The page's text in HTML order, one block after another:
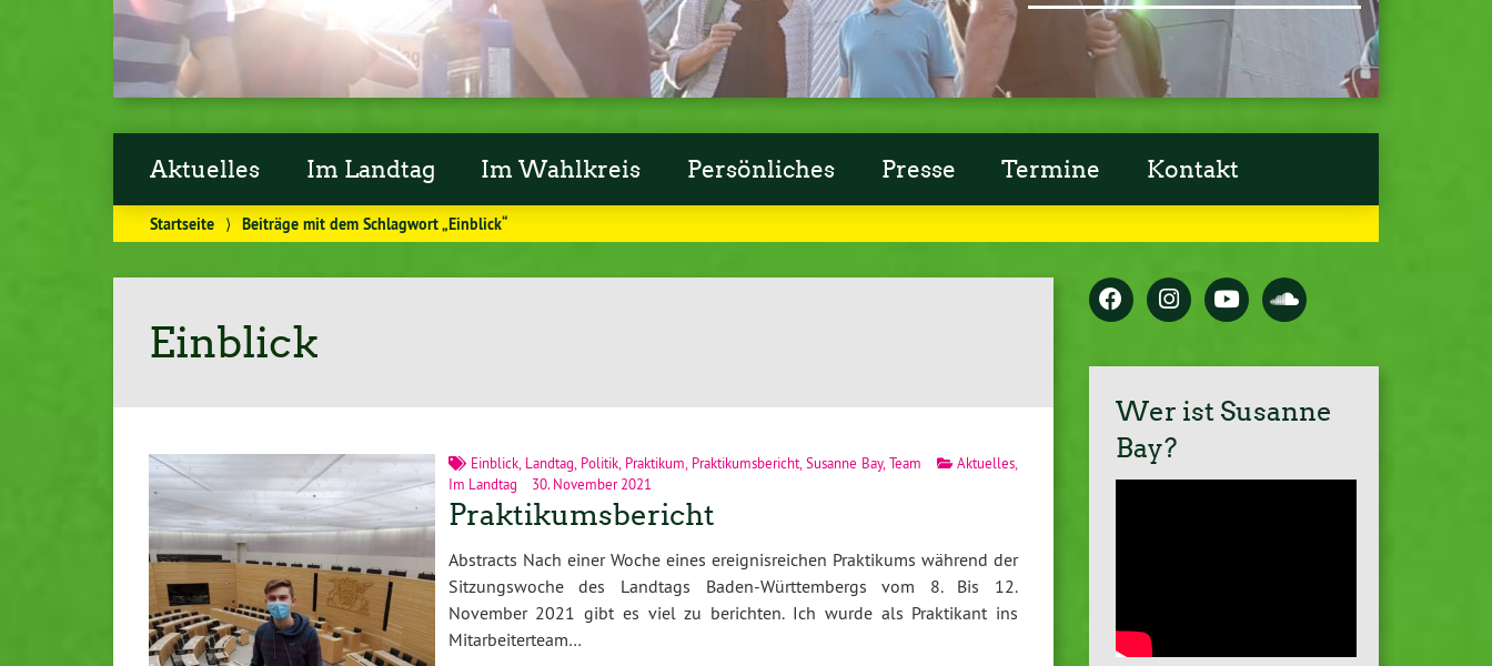
Aktuelles Im Landtag Im Wahlkreis Persönliches Presse Termine Kontakt
Startseite ⟩ Beiträge mit dem Schlagwort „Einblick“
Einblick
Einblick, Landtag Politik, Praktikum Praktikumsbericht, Susanne Bay,Team Aktuelles
Im Landtag
30. November 2021
Praktikumsbericht
Abstracts Nach einer Woche eines ereignisreichen Praktikums während der
Sitzungswoche des Landtags Baden-Württembergs vom 8. Bis 12.
November 2021 gibt es viel zu berichten. Ich wurde als Praktikant ins
Mitarbeiterteam…
Wer ist Susanne
Bay?